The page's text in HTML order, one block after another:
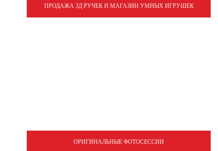
ПРОДАЖА 3Д РУЧЕК И МАГАЗИН УМНЫХ ИГРУШЕК
ОРИГИНАЛЬНЫЕ ФОТОСЕССИИ